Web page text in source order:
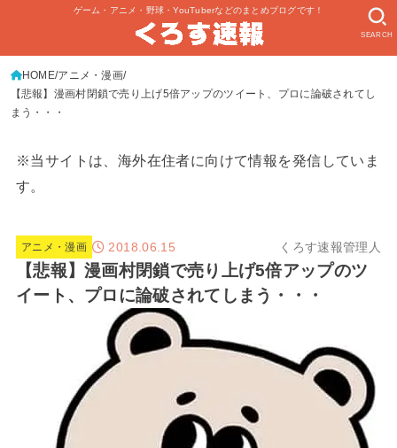
ゲーム・アニメ・野球・YouTuberなどのまとめブログです！
SEARCH
HOME アニメ・漫画
【悲報】漫画村閉鎖で売り上げ5倍アップのツイート、プロに論破されてし
まう・・・
※当サイトは、海外在住者に向けて情報を発信していま
す。
アニメ・漫画 2018.06.15 くろす速報管理人
【悲報】漫画村閉鎖で売り上げ5倍アップのツ
イート、プロに論破されてしまう・・・